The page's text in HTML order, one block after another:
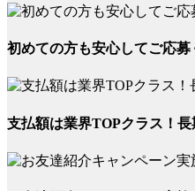
初めての方も安心してご応
支払額は業界TOPクラス！